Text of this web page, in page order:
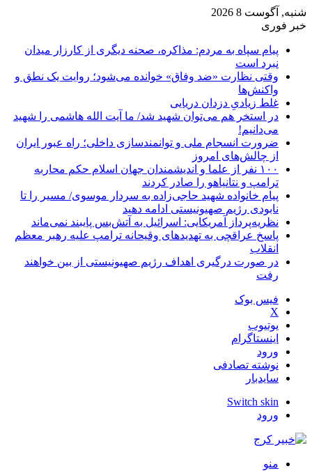
شنبه, آگوست 8 2026
خبر فوری
پیام سپاه به مردم: مذاکره، صحنه دیگری از کارزار میدان
نبرد است
وقتی نظارت «ضد وفاق» خوانده می‌شود؛ روایت یک نطق و
واکنش‌ها
غلط زیادیِ دزدان دریایی
در استخر هم می‌توان شهید شد/ ما آیت الله هاشمی را شهید
می‌دانیم!
ضرورت انسجام ملی و توانمندسازی داخلی؛ راه عبور ایران
از چالش‌های امروز
۱۰۰ نفر از علما و اندیشمندان جهان اسلام حکم محاربه
ترامپ و نتانیاهو را صادر کردند
پیام خانواده شهید حاجی‌زاده به سردار موسوی/ مسیر را تا
نابودی رژیم صهیونیستی ادامه دهید
نظریه‌پرداز آمریکایی: اسرائیل به آتش‌بس پایبند نمی‌ماند
پاسخ عراقچی به تهدیدهای وقیحانه ترامپ علیه رهبر معظم
انقلاب
در صورت درگیری اهداف رژیم صهیونیستی از بین خواهند
رفت
فیس بوک
X
یوتیوب
اینستاگرام
ورود
نوشته تصادفی
سایدبار
Switch skin
ورود
منو